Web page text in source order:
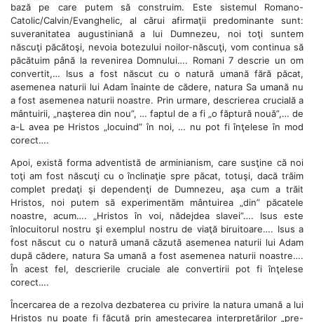
bază pe care putem să construim. Este sistemul Romano-
Catolic/Calvin/Evanghelic, al cărui afirmaţii predominante sunt:
suveranitatea augustiniană a lui Dumnezeu, noi toţi suntem
născuţi păcătoşi, nevoia botezului noilor-născuţi, vom continua să
păcătuim până la revenirea Domnului…. Romani 7 descrie un om
convertit,… Isus a fost născut cu o natură umană fără păcat,
asemenea naturii lui Adam înainte de cădere, natura Sa umană nu
a fost asemenea naturii noastre. Prin urmare, descrierea crucială a
mântuirii, „naşterea din nou”, … faptul de a fi „o făptură nouă”,… de
a-L avea pe Hristos „locuind” în noi, … nu pot fi înţelese în mod
corect….
Apoi, există forma adventistă de arminianism, care susţine că noi
toţi am fost născuţi cu o înclinaţie spre păcat, totuşi, dacă trăim
complet predaţi şi dependenţi de Dumnezeu, aşa cum a trăit
Hristos, noi putem să experimentăm mântuirea „din” păcatele
noastre, acum…. „Hristos în voi, nădejdea slavei”…. Isus este
înlocuitorul nostru şi exemplul nostru de viaţă biruitoare…. Isus a
fost născut cu o natură umană căzută asemenea naturii lui Adam
după cădere, natura Sa umană a fost asemenea naturii noastre….
În acest fel, descrierile cruciale ale convertirii pot fi înţelese
corect….
Încercarea de a rezolva dezbaterea cu privire la natura umană a lui
Hristos nu poate fi făcută prin amestecarea interpretărilor „pre-